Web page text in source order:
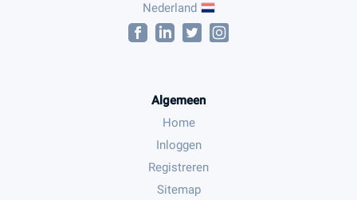
Nederland
Algemeen
Home
Inloggen
Registreren
Sitemap